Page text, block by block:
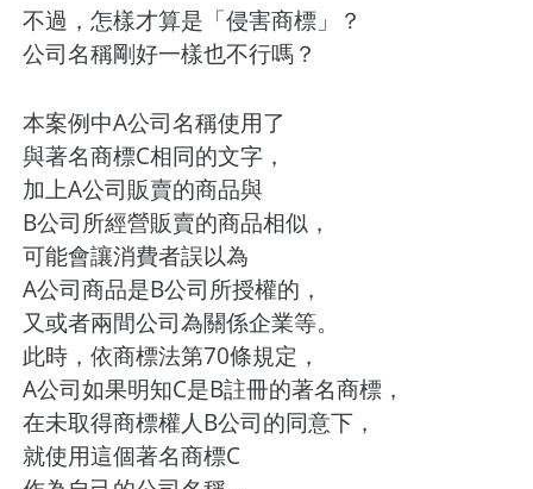
不過，怎樣才算是「侵害商標」？
公司名稱剛好一樣也不行嗎？
本案例中A公司名稱使用了
與著名商標C相同的文字，
加上A公司販賣的商品與
B公司所經營販賣的商品相似，
可能會讓消費者誤以為
A公司商品是B公司所授權的，
又或者兩間公司為關係企業等。
此時，依商標法第70條規定，
A公司如果明知C是B註冊的著名商標，
在未取得商標權人B公司的同意下，
就使用這個著名商標C